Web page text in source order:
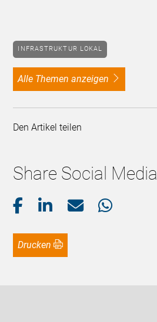
INFRASTRUKTUR LOKAL
alle Themen anzeigen
Den Artikel teilen
Share Social Media
Drucken